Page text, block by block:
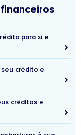
para si e
seu crédito e
créditos e